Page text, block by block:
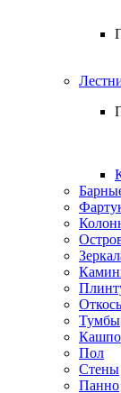
Тумбы
Кашпо
Пол
Стены
Панно